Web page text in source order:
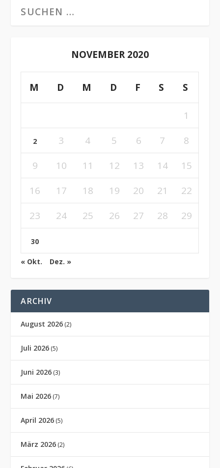
NOVEMBER 2020
M D M D F S S
1
2 3 4 5 6 7
8
9
10 11 12 13 14
15
16
17 18 19 20 21
22
23
24 25 26 27 28 29
30
« Okt. Dez. »
ARCHIV
August 2026 (2)
Juli 2026 (5)
Juni 2026 (3)
Mai 2026 (7)
April 2026 (5)
März 2026 (2)